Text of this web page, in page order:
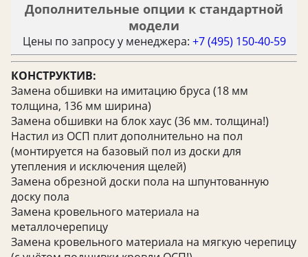
Дополнительные опции к стандартной
модели
Цены по запросу у менеджера: +7 (495) 150-40-59
КОНСТРУКТИВ:
Замена обшивки на имитацию бруса (18 мм
толщина, 136 мм ширина)
Замена обшивки на блок хаус (36 мм. толщина!)
Настил из ОСП плит дополнительно на пол
(монтируется на базовый пол из доски для
утепления и исключения щелей)
Замена обрезной доски пола на шпунтованную
доску пола
Замена кровельного материала на
металлочерепицу
Замена кровельного материала на мягкую черепицу